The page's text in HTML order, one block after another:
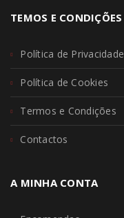
TEMOS E CONDIÇÕES
Política de Privacidade
Política de Cookies
Termos e Condições
Contactos
A MINHA CONTA